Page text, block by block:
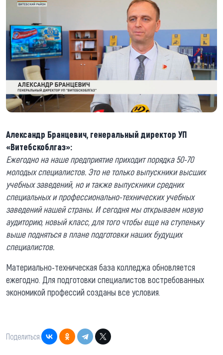
Александр Бранцевич, генеральный директор УП
«Витебскоблгаз»:
Ежегодно на наше предприятие приходит порядка 50-70
молодых специалистов. Это не только выпускники высших
учебных заведений, но и также выпускники средних
специальных и профессионально-технических учебных
заведений нашей страны. И сегодня мы открываем новую
аудиторию, новый класс, для того чтобы еще на ступеньку
выше подняться в плане подготовки наших будущих
специалистов.
Материально-техническая база колледжа обновляется
ежегодно. Для подготовки специалистов востребованных
экономикой профессий созданы все условия.
Поделиться: